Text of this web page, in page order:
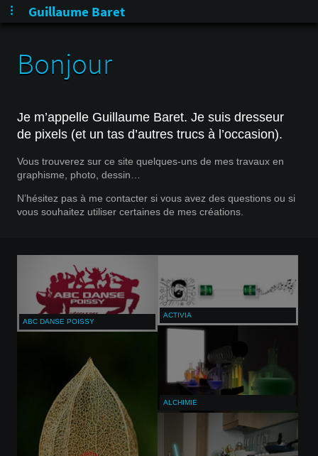
Guillaume Baret
Bonjour
Je m’appelle Guillaume Baret. Je suis dresseur
de pixels (et un tas d’autres trucs à l’occasion).
Vous trouverez sur ce site quelques-uns de mes travaux en
graphisme, photo, dessin…
N’hésitez pas à me contacter si vous avez des questions ou si
vous souhaitez utiliser certaines de mes créations.
ABC DANSE POISSY
ACTIVIA
ALCHIMIE